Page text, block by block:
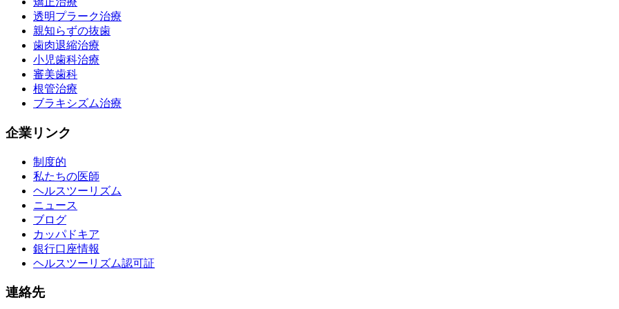
透明プラーク治療
親知らずの抜歯
歯肉退縮治療
小児歯科治療
審美歯科
根管治療
ブラキシズム治療
企業リンク
制度的
私たちの医師
ヘルスツーリズム
ニュース
ブログ
カッパドキア
銀行口座情報
ヘルスツーリズム認可証
連絡先